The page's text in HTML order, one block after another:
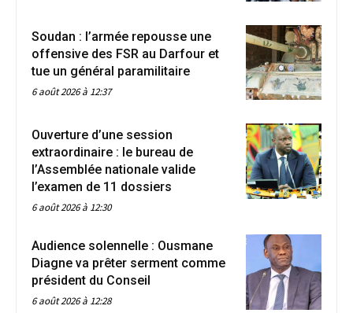
Soudan : l’armée repousse une
offensive des FSR au Darfour et
tue un général paramilitaire
6 août 2026 à 12:37
Ouverture d’une session
extraordinaire : le bureau de
l’Assemblée nationale valide
l’examen de 11 dossiers
6 août 2026 à 12:30
Audience solennelle : Ousmane
Diagne va prêter serment comme
président du Conseil
6 août 2026 à 12:28